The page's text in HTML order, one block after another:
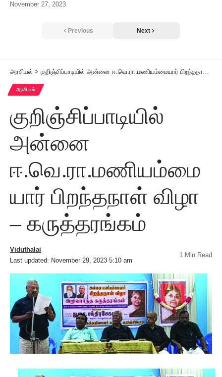
November 27, 2023
Previous Next
அரசியல் > குறிஞ்சிப்பாடியில் அன்னை ஈ.வெ.ரா.மணியம்மையார் பிறந்தநாள் விழா – கருத்தரங்கம்
அரசியல்
குறிஞ்சிப்பாடியில்
அன்னை
ஈ.வெ.ரா.மணியம்மை
யார் பிறந்தநாள் விழா
– கருத்தரங்கம்
Last updated: November 29, 2023 5:10 am
Viduthalai
1 Min Read